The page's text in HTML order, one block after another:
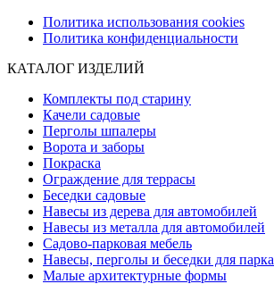
Политика использования cookies
Политика конфиденциальности
КАТАЛОГ ИЗДЕЛИЙ
Комплекты под старину
Качели садовые
Перголы шпалеры
Ворота и заборы
Покраска
Ограждение для террасы
Беседки садовые
Навесы из дерева для автомобилей
Навесы из металла для автомобилей
Садово-парковая мебель
Навесы, перголы и беседки для парка
Малые архитектурные формы